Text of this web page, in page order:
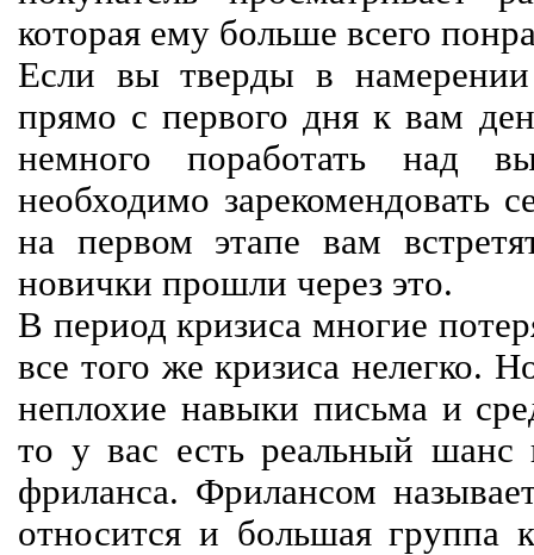
которая ему больше всего
Если вы тверды в
прямо с первого дня к вам
немного поработать над
необходимо зарекомендовать
на первом этапе вам
новички прошли через это.
В период кризиса многие
все того же кризиса нелегко.
неплохие навыки письма и
то у вас есть реальный шанс
фриланса. Фрилансом
относится и большая группа